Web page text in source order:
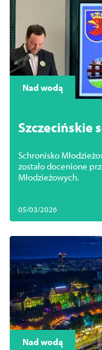
Nad wodą
Szczecińskie schronisko młodzieżowe z
Schronisko
zostało docenione
Młodzieżowych.
05/03/2026
Nad wodą